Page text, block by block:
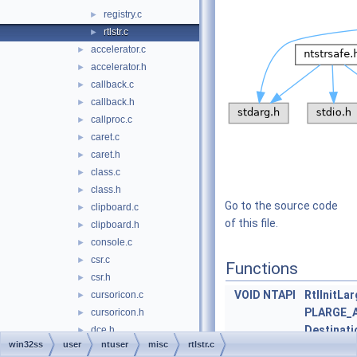
► registry.c
► rtlstr.c
► accelerator.c
► accelerator.h
► callback.c
► callback.h
► callproc.c
► caret.c
► caret.h
► class.c
► class.h
► clipboard.c
► clipboard.h
► console.c
► csr.c
► csr.h
► cursoricon.c
► cursoricon.h
► dce.h
► dde.c
Go to the source code
of this file.
Functions
VOID NTAPI
win32ss user ntuser misc rtlstr.c